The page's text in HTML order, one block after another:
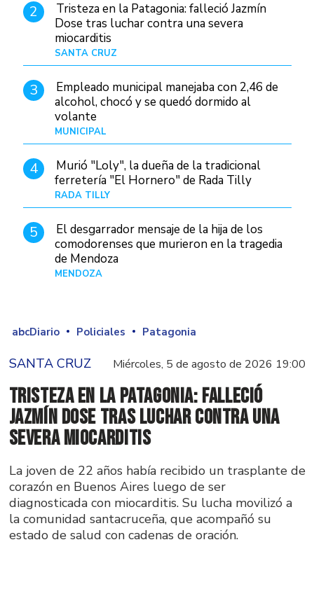
2
Tristeza en la Patagonia: falleció Jazmín
Dose tras luchar contra una severa
miocarditis
SANTA CRUZ
3
Empleado municipal manejaba con 2,46 de
alcohol, chocó y se quedó dormido al
volante
MUNICIPAL
4
Murió "Loly", la dueña de la tradicional
ferretería "El Hornero" de Rada Tilly
RADA TILLY
5
El desgarrador mensaje de la hija de los
comodorenses que murieron en la tragedia
de Mendoza
MENDOZA
abcDiario Policiales Patagonia
SANTA CRUZ Miércoles, 5 de agosto de 2026 19:00
Tristeza en la Patagonia: falleció
Jazmín Dose tras luchar contra una
severa miocarditis
La joven de 22 años había recibido un trasplante de
corazón en Buenos Aires luego de ser
diagnosticada con miocarditis. Su lucha movilizó a
la comunidad santacruceña, que acompañó su
estado de salud con cadenas de oración.